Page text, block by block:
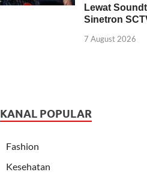
Lewat
Sinetron
7 August 2026
KANAL POPULAR
Fashion
Kesehatan